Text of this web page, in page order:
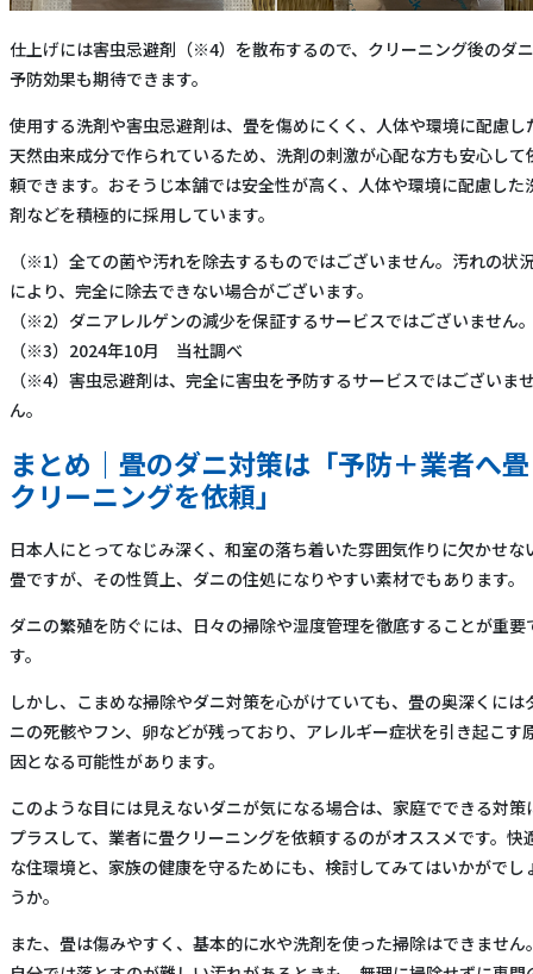
仕上げには害虫忌避剤（※4）を散布するので、クリーニング後のダニ
予防効果も期待できます。
使用する洗剤や害虫忌避剤は、畳を傷めにくく、人体や環境に配慮し
天然由来成分で作られているため、洗剤の刺激が心配な方も安心して
頼できます。おそうじ本舗では安全性が高く、人体や環境に配慮した
剤などを積極的に採用しています。
（※1）全ての菌や汚れを除去するものではございません。汚れの状
により、完全に除去できない場合がございます。
（※2）ダニアレルゲンの減少を保証するサービスではございません
（※3）2024年10月 当社調べ
（※4）害虫忌避剤は、完全に害虫を予防するサービスではございま
ん。
まとめ｜畳のダニ対策は「予防＋業者へ畳
クリーニングを依頼」
日本人にとってなじみ深く、和室の落ち着いた雰囲気作りに欠かせな
畳ですが、その性質上、ダニの住処になりやすい素材でもあります。
ダニの繁殖を防ぐには、日々の掃除や湿度管理を徹底することが重要
す。
しかし、こまめな掃除やダニ対策を心がけていても、畳の奥深くには
ニの死骸やフン、卵などが残っており、アレルギー症状を引き起こす
因となる可能性があります。
このような目には見えないダニが気になる場合は、家庭でできる対策
プラスして、業者に畳クリーニングを依頼するのがオススメです。快
な住環境と、家族の健康を守るためにも、検討してみてはいかがでし
うか。
また、畳は傷みやすく、基本的に水や洗剤を使った掃除はできません